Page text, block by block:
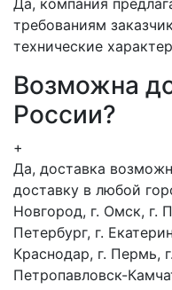
требованиям
технические
Возможна
России?
+
Да, доставка
доставку в любой
Новгород, г. Омск, г.
Петербург, г.
Краснодар, г. Пермь,
Петропавловск-